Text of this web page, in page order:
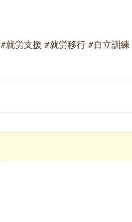
#就労支援 #就労移行 #自立訓練